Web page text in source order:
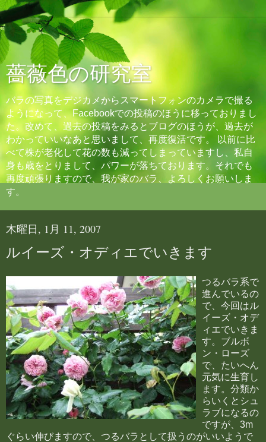
薔薇色の研究室
バラの写真をデジカメからスマートフォンのカメラで撮る
ようになって、Facebookでの投稿のほうに移っておりまし
た。改めて、過去の投稿をみるとブログのほうが、過去が
わかっていいなあと思いまして、再度復活です。 以前に比
べて株が老化して花の数も減ってしまっていますし、私自
身も歳をとりまして、パワーが落ちております。それでも
再度頑張りますので、我が家のバラ、よろしくお願いしま
す。
木曜日, 1月 11, 2007
ルイーズ・オディエでいきます
つるバラ系で
進んでいるの
で、今回はル
イーズ・オデ
ィエでいきま
す。ブルボ
ン・ローズ
で、たいへん
元気に生育し
ます。分類か
らいくとシュ
ラブになるの
ですが、3m
ぐらい伸びますので、つるバラとして扱うのがいいようで